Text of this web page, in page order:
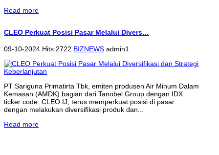
Read more
CLEO Perkuat Posisi Pasar Melalui Divers…
09-10-2024 Hits:2722 BIZNEWS admin1
PT Sariguna Primatirta Tbk, emiten produsen Air Minum Dalam
Kemasan (AMDK) bagian dari Tanobel Group dengan IDX
ticker code: CLEO:IJ, terus memperkuat posisi di pasar
dengan melakukan diversifikasi produk dan...
Read more